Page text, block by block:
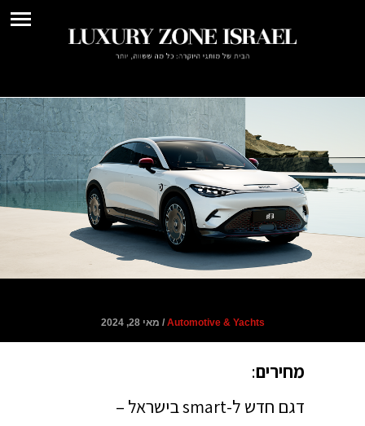
Automotive & Yachts / מאי 28, 2024
מחירים:
דגם חדש ל-smart בישראל –